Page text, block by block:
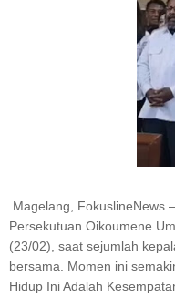
EUGENIE MANTIRI SERAP
Magelang, FokuslineNews
Persekutuan Oikoumene
(23/02), saat sejumlah
bersama. Momen ini
Hidup Ini Adalah